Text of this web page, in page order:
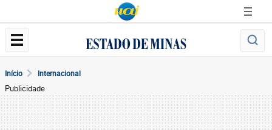
Início Internacional
Publicidade